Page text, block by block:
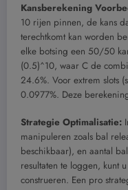
Kansberekening
10 rijen pinnen, de kans
terechtkomt kan worden
elke botsing een 50/50
(0.5)^10, waar C de
24.6%. Voor extrem slots
0.0977%. Deze
Strategie Optimalisatie:
manipuleren zoals bal
beschikbaar), en aantal
resultaten te loggen, kunt
construeren. Een pro